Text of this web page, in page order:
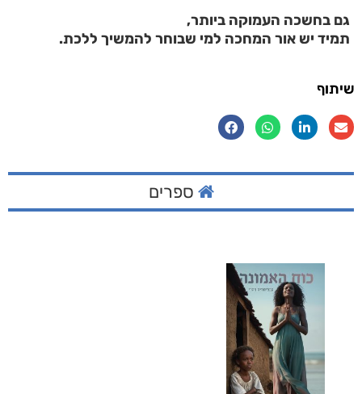
גם בחשכה העמוקה ביותר,
תמיד יש אור המחכה למי שבוחר להמשיך ללכת.
שיתוף
ספרים